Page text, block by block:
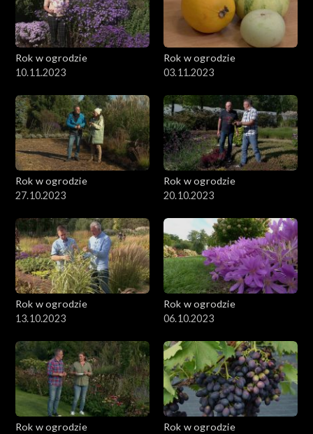
Rok w ogrodzie
10.11.2023
Rok w ogrodzie
03.11.2023
Rok w ogrodzie
27.10.2023
Rok w ogrodzie
20.10.2023
Rok w ogrodzie
13.10.2023
Rok w ogrodzie
06.10.2023
Rok w ogrodzie
Rok w ogrodzie